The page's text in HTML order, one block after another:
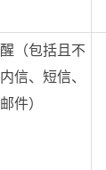
（包括且不
信、短信、
邮件）